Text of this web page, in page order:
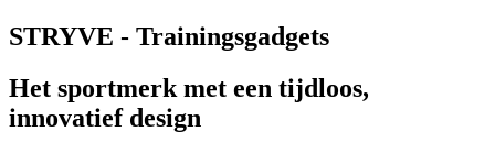
STRYVE - Trainingsgadgets
Het sportmerk met een tijdloos,
innovatief design